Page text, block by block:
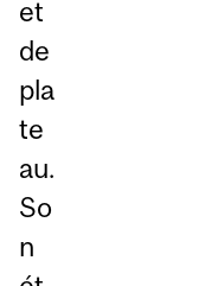
et
de
pla
te
au.
So
n